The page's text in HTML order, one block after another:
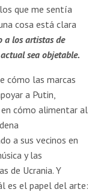
que me sentía
cosa está clara
a los artistas de
sea objetable.
cómo las marcas
a Putin,
cómo alimentar al
a sus vecinos en
y las
de Ucrania. Y
es el papel del arte: